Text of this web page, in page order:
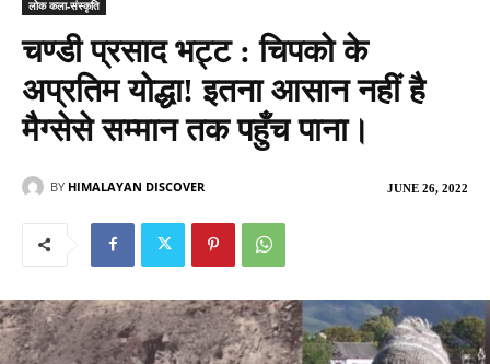
लोक कला-संस्कृति
चण्डी प्रसाद भट्ट : चिपको के
अप्रतिम योद्धा! इतना आसान नहीं है
मैग्सेसे सम्मान तक पहुँच पाना।
JUNE 26, 2022
BY HIMALAYAN DISCOVER